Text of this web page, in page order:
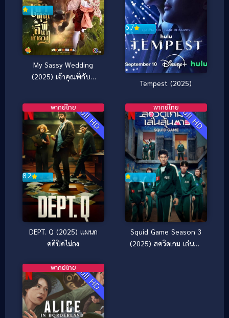
My Sassy Wedding
(2025) เจ้าคุณพี่กับอี
6.7
Tempest (2025)
Full HD
8.2
พากย์ไทย
DEPT. Q (2025) แผนก
คดีปิดไม่ลง
Full HD
พากย์ไทย
Squid Game Season 3
(2025) สควิดเกม เล่นลุ้น
Full HD
พากย์ไทย